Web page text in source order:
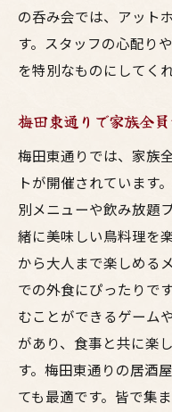
の呑み会では、アット
す。スタッフの心配り
を特別なものにしてく
梅田東通りで家族全
梅田東通りでは、家族
トが開催されています
別メニューや飲み放題
緒に美味しい鳥料理を
から大人まで楽しめる
での外食にぴったりで
むことができるゲーム
があり、食事と共に楽
す。梅田東通りの居酒
ても最適です。皆で集